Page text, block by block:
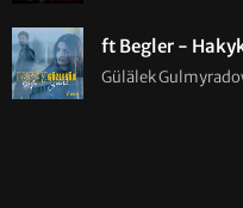
ft Begler
Gülälek